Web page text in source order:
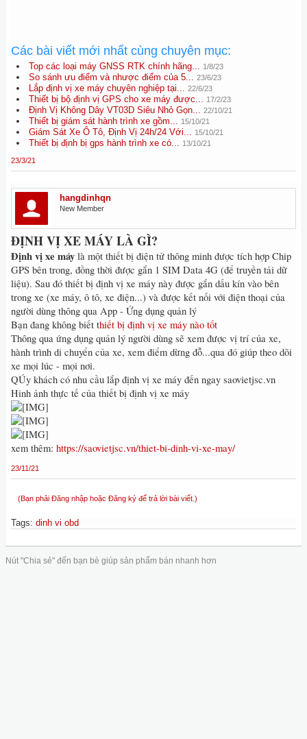
Các bài viết mới nhất cùng chuyên mục:
Top các loại máy GNSS RTK chính hãng... 1/8/23
So sánh ưu điểm và nhược điểm của 5... 23/6/23
Lắp định vị xe máy chuyên nghiệp tại... 22/6/23
Thiết bị bộ định vị GPS cho xe máy được... 17/2/23
Định Vị Không Dây VT03D Siêu Nhỏ Gọn... 22/10/21
Thiết bị giám sát hành trình xe gồm... 15/10/21
Giám Sát Xe Ô Tô, Định Vị 24h/24 Với... 15/10/21
Thiết bị định bị gps hành trình xe có... 13/10/21
23/3/21
hangdinhqn
New Member
ĐỊNH VỊ XE MÁY LÀ GÌ?
Định vị xe máy là một thiết bị điện tử thông minh được tích hợp Chip
GPS bên trong, đồng thời được gắn 1 SIM Data 4G (để truyền tải dữ
liệu). Sau đó thiết bị định vị xe máy này được gắn dấu kín vào bên
trong xe (xe máy, ô tô, xe điện...) và được kết nối với điện thoại của
người dùng thông qua App - Ứng dụng quản lý
Bạn đang không biết thiết bị định vị xe máy nào tốt
Thông qua ứng dụng quản lý người dùng sẽ xem được vị trí của xe,
hành trình di chuyển của xe, xem điểm dừng đỗ...qua đó giúp theo dõi
xe mọi lúc - mọi nơi.
QÚy khách có nhu cầu lắp định vị xe máy đến ngay saovietjsc.vn
Hinh ảnh thực tế của thiết bị định vị xe máy
xem thêm: https://saovietjsc.vn/thiet-bi-dinh-vi-xe-may/
23/11/21
(Bạn phải Đăng nhập hoặc Đăng ký để trả lời bài viết.)
Tags: dinh vi obd
Nút "Chia sẻ" đến bạn bè giúp sản phẩm bán nhanh hơn